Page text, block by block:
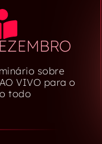
sobre
VIVO para o
todo